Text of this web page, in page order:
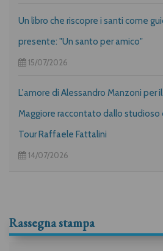
Un libro che riscopre i santi come
presente: "Un santo per amico"
15/07/2026
L'amore di Alessandro Manzoni per
Maggiore raccontato dallo studioso
Tour Raffaele Fattalini
14/07/2026
Rassegna stampa